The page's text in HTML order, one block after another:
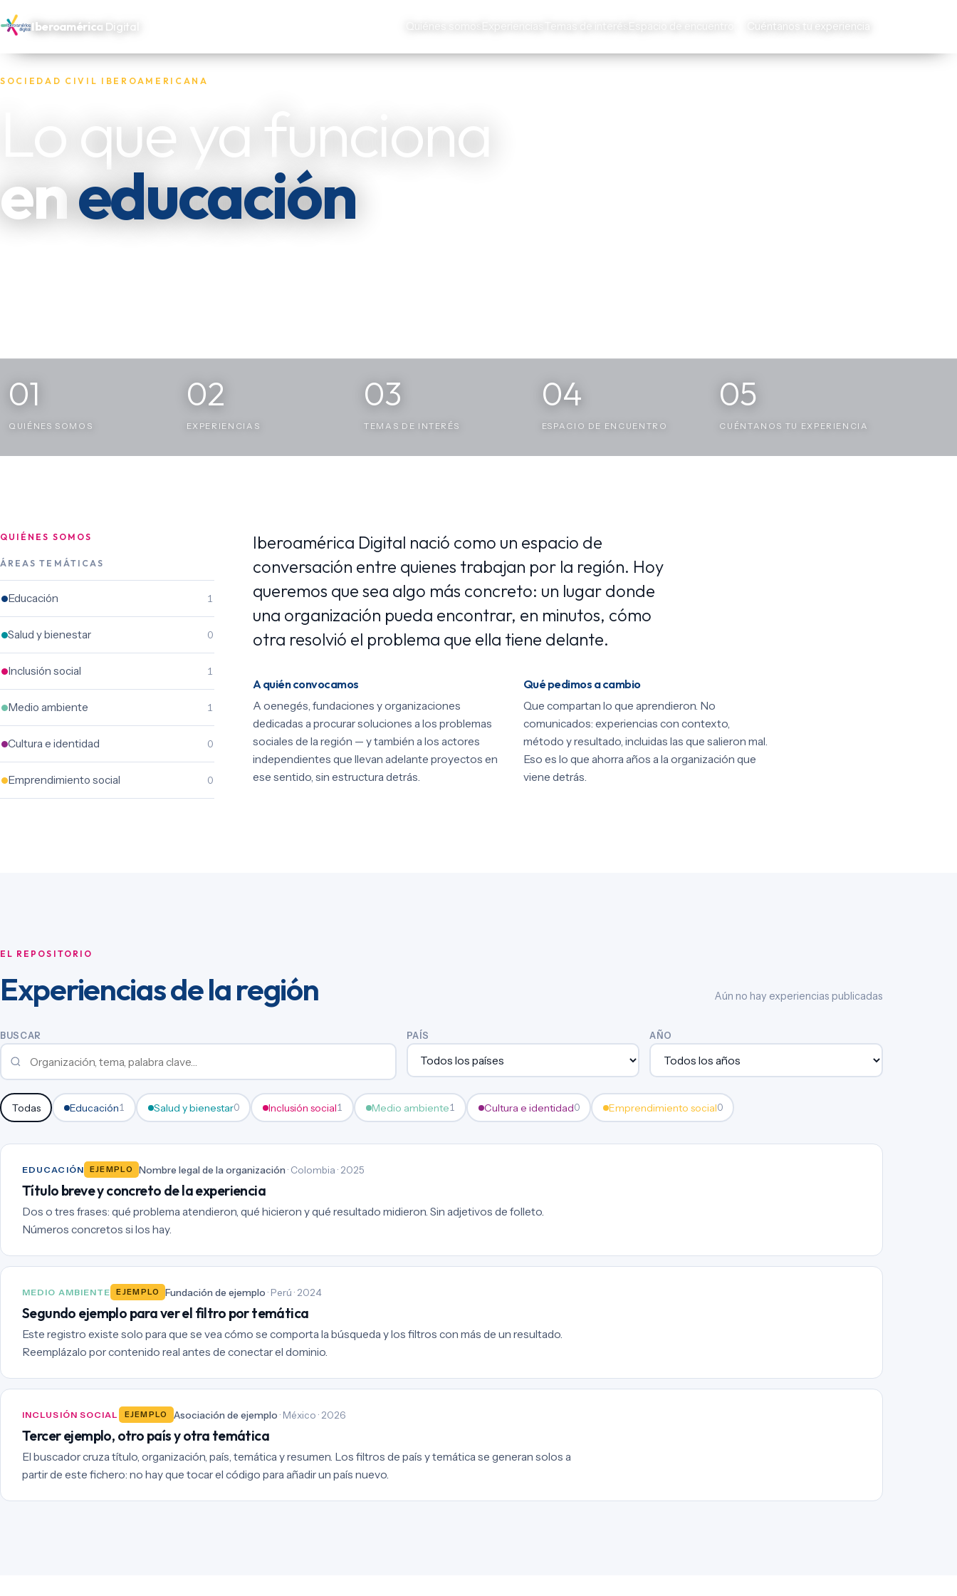
Iberoamérica Digital Experiencias Espacio de encuentro Cuéntanos tu experiencia
SOCIEDAD CIVIL IBEROAMERICANA
Lo que ya funciona
eneducación
01
QUIÉNES SOMOS
02
EXPERIENCIAS
03
TEMAS DE INTERÉS
04
ESPACIO DE ENCUENTRO
05
CUÉNTANOS TU EXPERIENCIA
QUIÉNES SOMOS
ÁREAS TEMÁTICAS
Educación 1
Salud y bienestar 0
Inclusión social 1
Medio ambiente 1
Cultura e identidad 0
Emprendimiento social 0
Iberoamérica Digital nació como un espacio de
conversación entre quienes trabajan por la región. Hoy
queremos que sea algo más concreto: un lugar donde
una organización pueda encontrar, en minutos, cómo
otra resolvió el problema que ella tiene delante.
A quién convocamos
A oenegés, fundaciones y organizaciones
dedicadas a procurar soluciones a los problemas
sociales de la región — y también a los actores
independientes que llevan adelante proyectos en
ese sentido, sin estructura detrás.
Qué pedimos a cambio
Que compartan lo que aprendieron. No
comunicados: experiencias con contexto,
método y resultado, incluidas las que salieron mal.
Eso es lo que ahorra años a la organización que
viene detrás.
EL REPOSITORIO
Experiencias de la región Aún no hay experiencias publicadas
BUSCAR PAÍS AÑO
Todas Educación1 Salud y bienestar0 Inclusión social1 Medio ambiente1 Cultura e identidad0 Emprendimiento social0
EDUCACIÓN EJEMPLO Nombre legal de la organización · Colombia · 2025
Título breve y concreto de la experiencia
Dos o tres frases: qué problema atendieron, qué hicieron y qué resultado midieron. Sin adjetivos de folleto.
Números concretos si los hay.
MEDIO AMBIENTE EJEMPLO Fundación de ejemplo · Perú · 2024
Segundo ejemplo para ver el filtro por temática
Este registro existe solo para que se vea cómo se comporta la búsqueda y los filtros con más de un resultado.
Reemplázalo por contenido real antes de conectar el dominio.
INCLUSIÓN SOCIAL EJEMPLO Asociación de ejemplo · México · 2026
Tercer ejemplo, otro país y otra temática
El buscador cruza título, organización, país, temática y resumen. Los filtros de país y temática se generan solos a
partir de este fichero: no hay que tocar el código para añadir un país nuevo.